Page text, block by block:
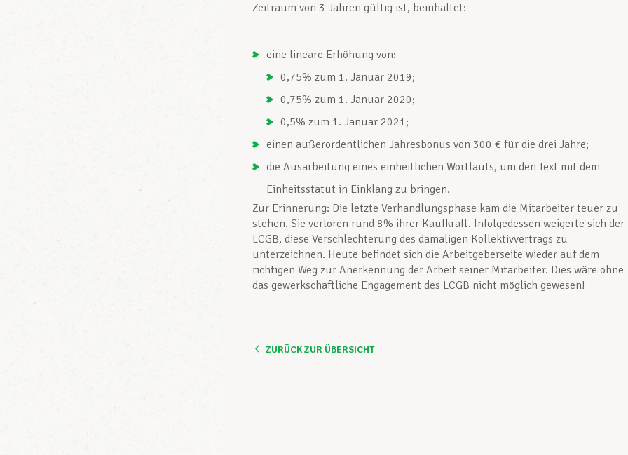
Zeitraum von 3 Jahren gültig ist, beinhaltet:
eine lineare Erhöhung von:
0,75% zum 1. Januar 2019;
0,75% zum 1. Januar 2020;
0,5% zum 1. Januar 2021;
einen außerordentlichen Jahresbonus von 300 € für die drei Jahre;
die Ausarbeitung eines einheitlichen Wortlauts, um den Text mit dem
Einheitsstatut in Einklang zu bringen.
Zur Erinnerung: Die letzte Verhandlungsphase kam die Mitarbeiter teuer zu
stehen. Sie verloren rund 8% ihrer Kaufkraft. Infolgedessen weigerte sich der
LCGB, diese Verschlechterung des damaligen Kollektivvertrags zu
unterzeichnen. Heute befindet sich die Arbeitgeberseite wieder auf dem
richtigen Weg zur Anerkennung der Arbeit seiner Mitarbeiter. Dies wäre ohne
das gewerkschaftliche Engagement des LCGB nicht möglich gewesen!
ZURÜCK ZUR ÜBERSICHT